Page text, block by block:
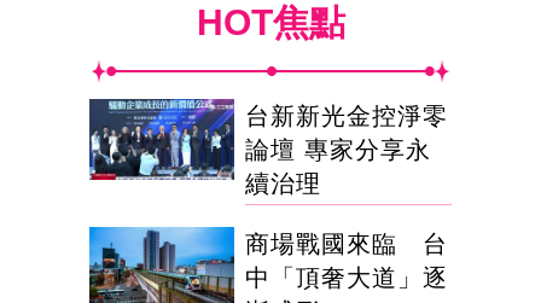
HOT焦點
台新新光金控淨零
論壇 專家分享永
續治理
商場戰國來臨 台
中「頂奢大道」逐